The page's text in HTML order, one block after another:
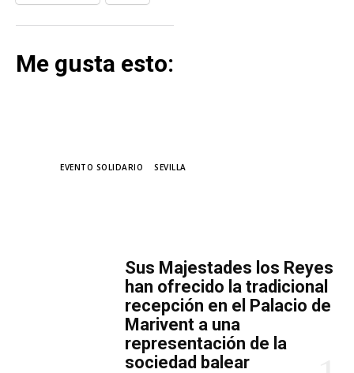
​Sus Majestades los Reyes
han ofrecido la tradicional
recepción en el Palacio de
Marivent​ a una
representación de la
sociedad balear
Me gusta esto:
EVENTO SOLIDARIO SEVILLA